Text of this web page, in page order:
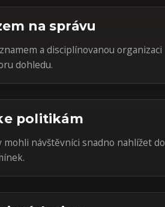
na správu
a disciplínovanou organizaci
dohledu.
politikám
návštěvníci snadno nahlížet do